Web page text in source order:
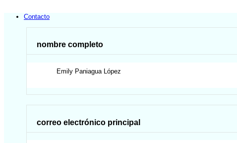
Contacto
nombre completo
Emily Paniagua López
correo electrónico principal